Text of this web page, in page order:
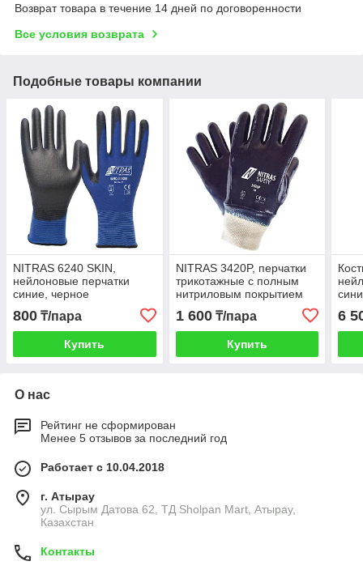
Возврат товара в течение 14 дней по договоренности
Все условия возврата
Подобные товары компании
NITRAS 6240 SKIN,
нейлоновые перчатки
синие, черное
полиуретановое
покрытие, совместимость
с сенсорным экраном
800 ₸/пара
Купить
NITRAS 3420P, перчатки
трикотажные с полным
нитриловым покрытием
синего цвета, раз. 10
1 600₸/пара
Купить
6
О нас
Рейтинг не сформирован
Менее 5 отзывов за последний год
Работает с 10.04.2018
г. Атырау
ул. Сырым Датова 62, ТД Sholpan Mart, Атырау,
Казахстан
Контакты